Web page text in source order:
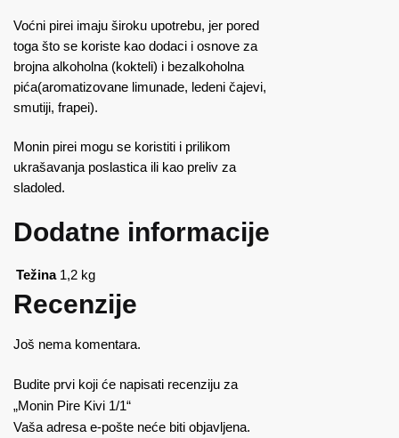
Voćni pirei imaju široku upotrebu, jer pored
toga što se koriste kao dodaci i osnove za
brojna alkoholna (kokteli) i bezalkoholna
pića(aromatizovane limunade, ledeni čajevi,
smutiji, frapei).
Monin pirei mogu se koristiti i prilikom
ukrašavanja poslastica ili kao preliv za
sladoled.
Dodatne informacije
Težina 1,2 kg
Recenzije
Još nema komentara.
Budite prvi koji će napisati recenziju za
„Monin Pire Kivi 1/1“
Vaša adresa e-pošte neće biti objavljena.